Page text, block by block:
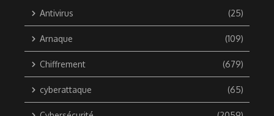
Antivirus (25)
Arnaque (109)
Chiffrement (679)
cyberattaque (65)